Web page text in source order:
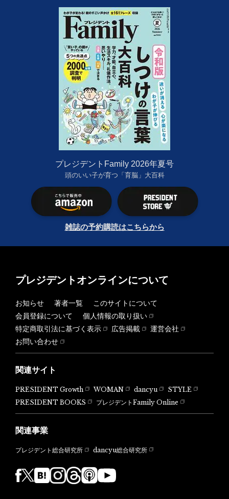
プレジデントFamily 2026年夏号
頭のいい子が育つ「育脳」大百科
雑誌の予約購読はこちらから
プレジデントオンラインについて
お知らせ 著者一覧
このサイトについて
会員登録について
個人情報の取り扱い
特定商取引法に基づく表示
広告掲載
運営会社
お問い合わせ
関連サイト
PRESIDENT Growth WOMAN dancyu
STYLE
PRESIDENT BOOKS
プレジデントFamily Online
関連事業
プレジデント総合研究所 dancyu総合研究所